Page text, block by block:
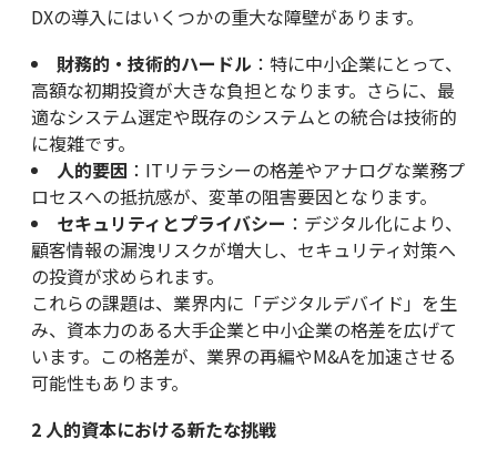
DXの導入にはいくつかの重大な障壁があります。
財務的・技術的ハードル ：特に中小企業にとって、
高額な初期投資が大きな負担となります。さらに、最
適なシステム選定や既存のシステムとの統合は技術的
に複雑です。
人的要因 ：ITリテラシーの格差やアナログな業務プ
ロセスへの抵抗感が、変革の阻害要因となります。
セキュリティとプライバシー ：デジタル化により、
顧客情報の漏洩リスクが増大し、セキュリティ対策へ
の投資が求められます。
これらの課題は、業界内に「デジタルデバイド」を生
み、資本力のある大手企業と中小企業の格差を広げて
います。この格差が、業界の再編やM&Aを加速させる
可能性もあります。
2 人的資本における新たな挑戦